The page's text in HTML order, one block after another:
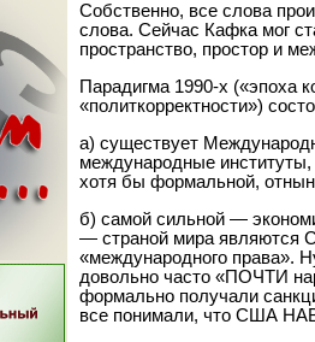
Собственно, все слова
слова. Сейчас Кафка мог
пространство, простор и
Парадигма 1990-х («эпоха
«политкорректности»)
а) существует
международные
хотя бы формальной,
б) самой сильной —
— страной мира являются
«международного права».
довольно часто «ПОЧТИ
формально получали
все понимали, что США